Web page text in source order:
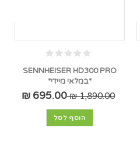
SENNHEISER HD300 PRO
*במלאי מיידי*
1,890.00 ₪
695.00 ₪
הוסף לסל